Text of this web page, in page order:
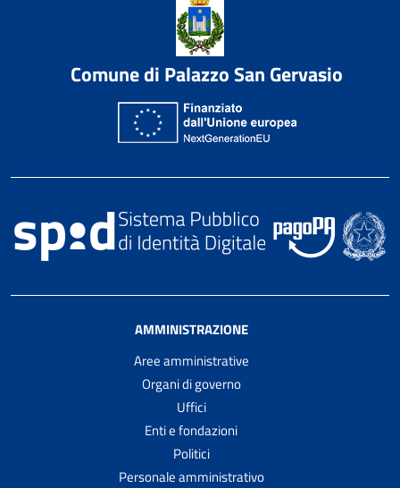
Comune di Palazzo San Gervasio
AMMINISTRAZIONE
Aree amministrative
Organi di governo
Uffici
Enti e fondazioni
Politici
Personale amministrativo